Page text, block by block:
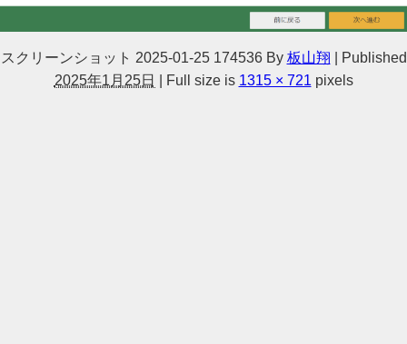
スクリーンショット 2025-01-25 174536 By 板山翔 | Published
2025年1月25日 | Full size is 1315 × 721 pixels